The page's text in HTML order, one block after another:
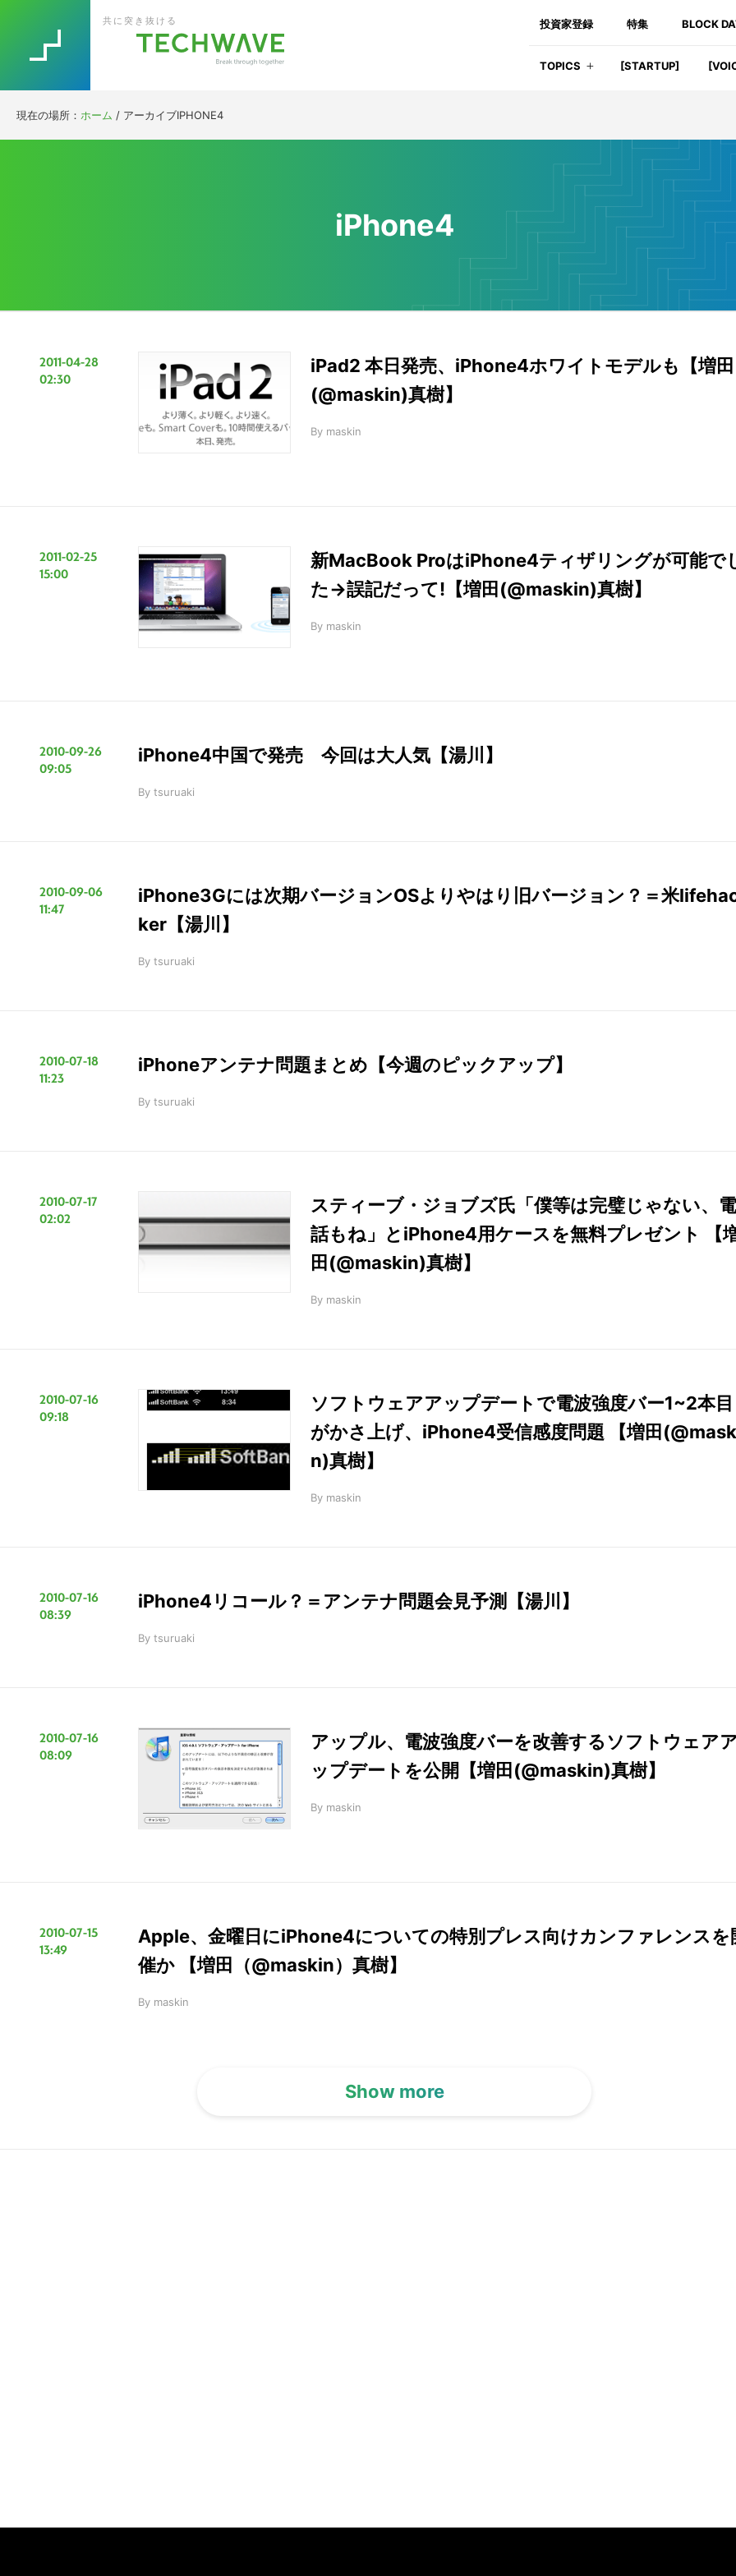
to
primary
to
main
to
primary
to
footer
投資家登録 特集 BLOCK
共に突き抜ける
TOPICS [STARTUP]
現在の場所： ホーム / アーカイブIPHONE4
iPhone4
2011-04-28
02:30
iPad2 本日発売、iPhone4ホワイトモデルも【増田
(@maskin)真樹】
By maskin
2011-02-25
15:00
新MacBook ProはiPhone4ティザリングが可能で
た→誤記だって!【増田(@maskin)真樹】
By maskin
2010-09-26
09:05
iPhone4中国で発売 今回は大人気【湯川】
By tsuruaki
2010-09-06
11:47
iPhone3Gには次期バージョンOSよりやはり旧バージョン？＝米
ker【湯川】
By tsuruaki
2010-07-18
11:23
iPhoneアンテナ問題まとめ【今週のピックアップ】
By tsuruaki
2010-07-17
02:02
スティーブ・ジョブズ氏「僕等は完璧じゃない、電
話もね」とiPhone4用ケースを無料プレゼント 【
田(@maskin)真樹】
By maskin
2010-07-16
09:18
ソフトウェアアップデートで電波強度バー1~2本目
がかさ上げ、iPhone4受信感度問題 【増田
n)真樹】
By maskin
2010-07-16
08:39
iPhone4リコール？＝アンテナ問題会見予測【湯川】
By tsuruaki
2010-07-16
08:09
アップル、電波強度バーを改善するソフトウェア
ップデートを公開【増田(@maskin)真樹】
By maskin
2010-07-15
13:49
Apple、金曜日にiPhone4についての特別プレス向けカンファレンスを
催か 【増田（@maskin）真樹】
By maskin
Show more
の
サ
イ
ト
を